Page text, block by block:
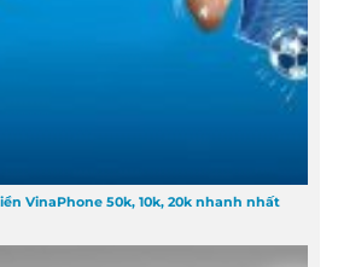
VinaPhone 50k, 10k, 20k nhanh nhất